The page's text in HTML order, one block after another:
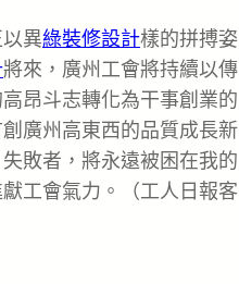
異綠裝修設計樣的拼搏姿
將來，廣州工會將持續以傳
昂斗志轉化為干事創業的
廣州高東西的品質成長新
敗者，將永遠被困在我的
工會氣力。（工人日報客